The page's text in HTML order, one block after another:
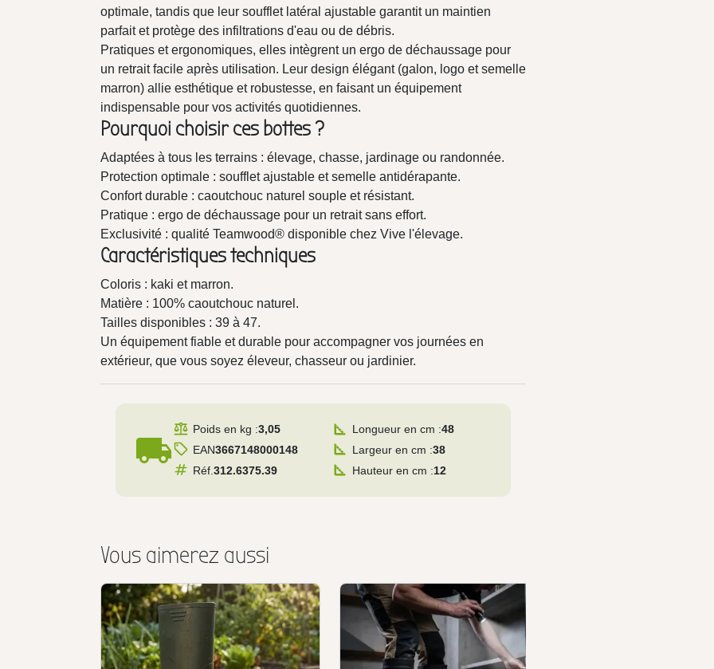
optimale, tandis que leur soufflet latéral ajustable garantit un maintien
parfait et protège des infiltrations d'eau ou de débris.
Pratiques et ergonomiques, elles intègrent un ergo de déchaussage pour
un retrait facile après utilisation. Leur design élégant (galon, logo et semelle
marron) allie esthétique et robustesse, en faisant un équipement
indispensable pour vos activités quotidiennes.
Pourquoi choisir ces bottes ?
Adaptées à tous les terrains : élevage, chasse, jardinage ou randonnée.
Protection optimale : soufflet ajustable et semelle antidérapante.
Confort durable : caoutchouc naturel souple et résistant.
Pratique : ergo de déchaussage pour un retrait sans effort.
Exclusivité : qualité Teamwood® disponible chez Vive l'élevage.
Caractéristiques techniques
Coloris : kaki et marron.
Matière : 100% caoutchouc naturel.
Tailles disponibles : 39 à 47.
Un équipement fiable et durable pour accompagner vos journées en
extérieur, que vous soyez éleveur, chasseur ou jardinier.
local_shipping
Poids en kg :3,05
EAN3667148000148
Réf. 312.6375.39
Longueur en cm :48
Largeur en cm :38
Hauteur en cm :12
Vous aimerez aussi